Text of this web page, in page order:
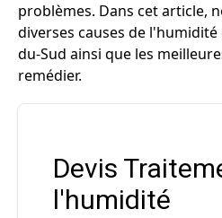
problèmes. Dans cet article,
diverses causes de
du-Sud ainsi que les
remédier.
Devis
l'humidité